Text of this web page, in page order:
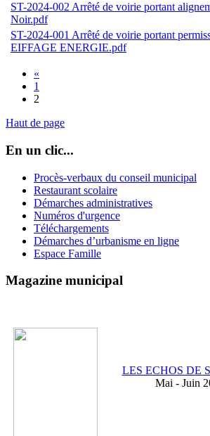
ST-2024-002 Arrêté de voirie portant
Noir.pdf
ST-2024-001 Arrêté de voirie portant
EIFFAGE ENERGIE.pdf
«
1
2
Haut de page
En un clic...
Procès-verbaux du conseil municipal
Restaurant scolaire
Démarches administratives
Numéros d'urgence
Téléchargements
Démarches d’urbanisme en ligne
Espace Famille
Magazine municipal
LES ECHOS DE
Mai - Juin